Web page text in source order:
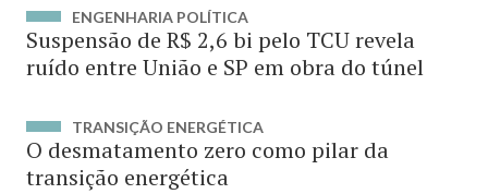
ENGENHARIA POLÍTICA
Suspensão de R$ 2,6 bi pelo TCU revela
ruído entre União e SP em obra do túnel
TRANSIÇÃO ENERGÉTICA
O desmatamento zero como pilar da
transição energética